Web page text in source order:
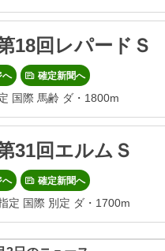
18回レパードＳ
へ 確定新聞へ
国際 馬齢 ダ・1800m
31回エルムＳ
へ 確定新聞へ
定 国際 別定 ダ・1700m